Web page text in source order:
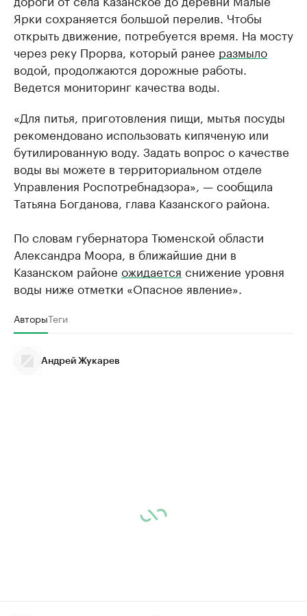
Ярки сохраняется большой перелив. Чтобы
открыть движение, потребуется время. На мосту
через реку Прорва, который ранее размыло
водой, продолжаются дорожные работы.
Ведется мониторинг качества воды.
«Для питья, приготовления пищи, мытья посуды
рекомендовано использовать кипяченую или
бутилированную воду. Задать вопрос о качестве
воды вы можете в территориальном отделе
Управления Роспотребнадзора», — сообщила
Татьяна Богданова, глава Казанского района.
По словам губернатора Тюменской области
Александра Моора, в ближайшие дни в
Казанском районе ожидается снижение уровня
воды ниже отметки «Опасное явление».
АвторыТеги
Андрей Жукарев